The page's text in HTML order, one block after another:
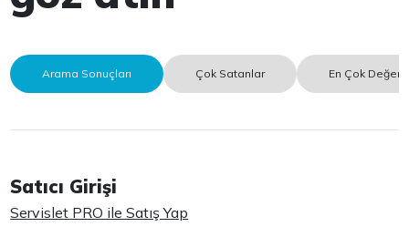
Arama Sonuçları Çok Satanlar En Çok
Satıcı Girişi
Servislet PRO ile Satış Yap